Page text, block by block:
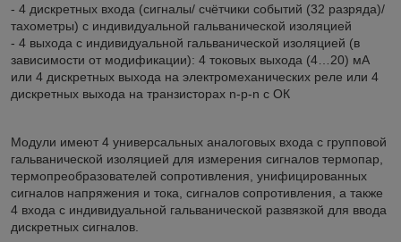
- 4 дискретных входа (сигналы/ счётчики событий (32 разряда)/
тахометры) с индивидуальной гальванической изоляцией
- 4 выхода с индивидуальной гальванической изоляцией (в
зависимости от модификации): 4 токовых выхода (4…20) мА
или 4 дискретных выхода на электромеханических реле или 4
дискретных выхода на транзисторах n-p-n с ОК
Модули имеют 4 универсальных аналоговых входа с групповой
гальванической изоляцией для измерения сигналов термопар,
термопреобразователей сопротивления, унифицированных
сигналов напряжения и тока, сигналов сопротивления, а также
4 входа с индивидуальной гальванической развязкой для ввода
дискретных сигналов.